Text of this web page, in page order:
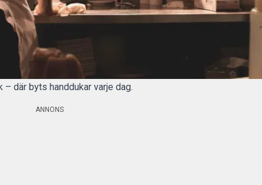
där byts handdukar varje dag.
ANNONS